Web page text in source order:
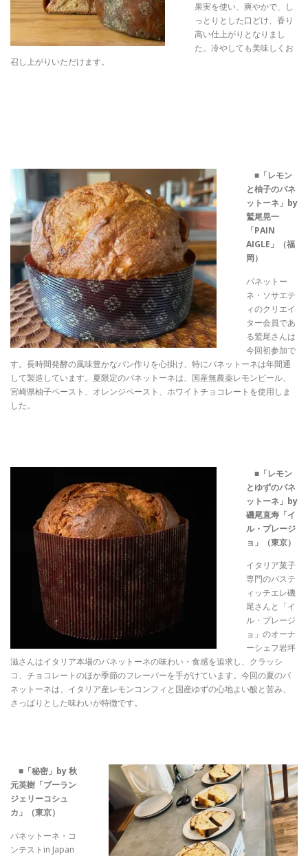
果実を使い、爽やかで、し
っとりとした口どけ、香り
高い仕上がりとなりまし
た。冷やしても美味しくお
召し上がりいただけます。
■「レモン
と柚子のパネ
ットーネ」by
鷲尾晃一
「PAIN
AIGLE」（福
岡）
パネットー
ネ・ソサエテ
ィのクリエイ
ター会員であ
る鷲尾さんは
今回初参加で
す。長時間発酵の風味豊かなパン作りを心掛け、特にパネットーネは年間通
して製造しています。夏限定のパネットーネは、国産無農薬レモンピール、
宮崎県柚子ペースト、オレンジペースト、ホワイトチョコレートを使用しま
した。
■「レモン
とゆずのパネ
ットーネ」by
磯尾直寿「イ
ル・プレージ
ョ」（東京）
イタリア菓子
専門のパステ
ィッチエレ磯
尾さんと「イ
ル・プレージ
ョ」のオーナ
ーシェフ岩坪
滋さんはイタリア本場のパネットーネの味わい・食感を追求し、クラッシ
コ、チョコレートのほか季節のフレーバーを手がけています。今回の夏のパ
ネットーネは、イタリア産レモンコンフィと国産ゆずの心地よい酸と苦み、
さっぱりとした味わいが特徴です。
■ 「秘密」by 秋
元英樹「ブーラン
ジェリーコシュ
カ」（東京）
パネットーネ・コ
ンテストin Japan